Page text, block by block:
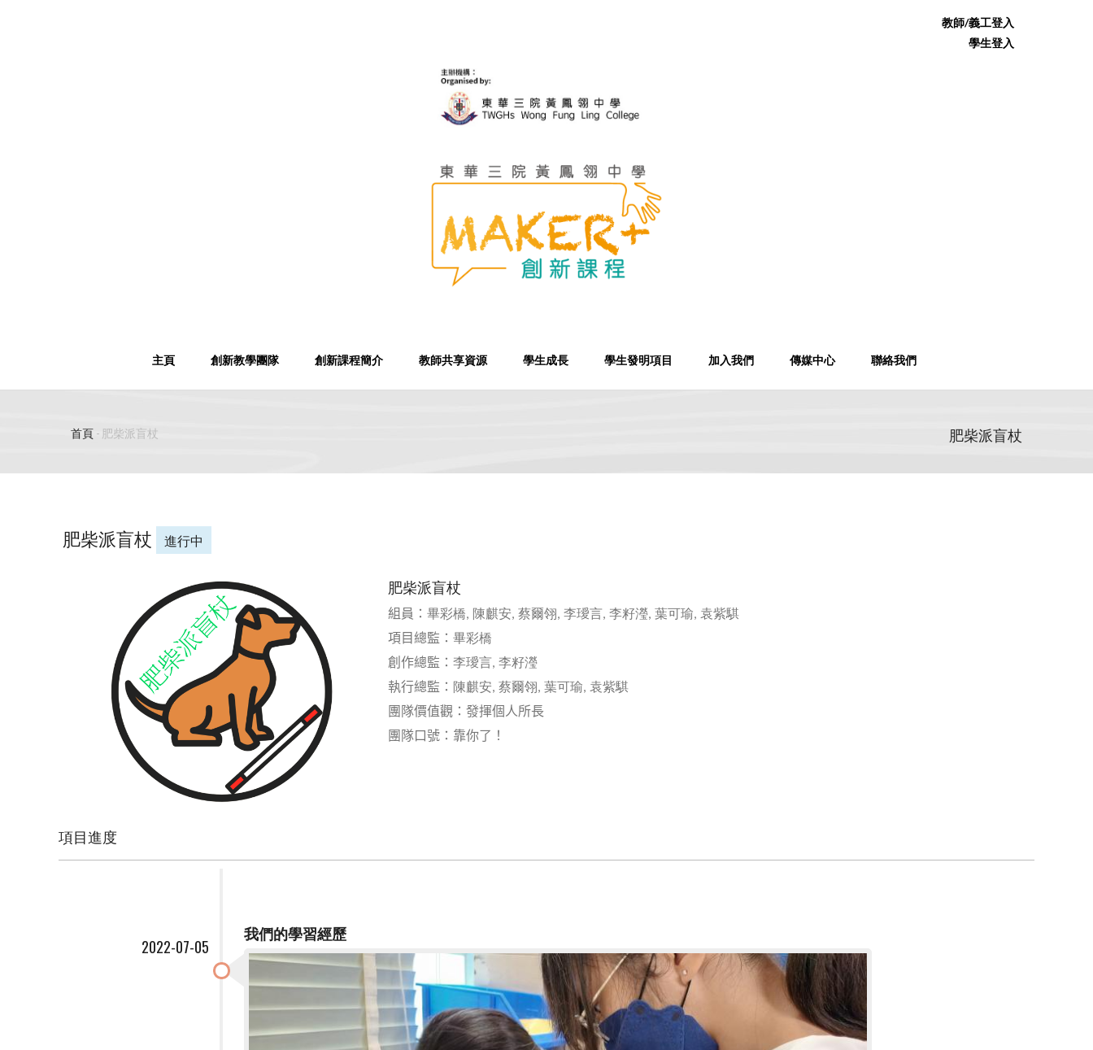
教師/義工登入
學生登入
主頁 創新教學團隊 創新課程簡介 教師共享資源 學生成長 學生發明項目 加入我們 傳媒中心 聯絡我們
肥柴派盲杖
導
連
結
首頁 - 肥柴派盲杖
肥柴派盲杖 進行中
肥柴派盲杖
組員： 畢彩橋, 陳麒安, 蔡爾翎, 李璦言, 李籽瀅, 葉可瑜, 袁紫騏
項目總監： 畢彩橋
創作總監： 李璦言, 李籽瀅
執行總監： 陳麒安, 蔡爾翎, 葉可瑜, 袁紫騏
團隊價值觀：發揮個人所長
團隊口號：靠你了！
項目進度
2022-07-05
我們的學習經歷